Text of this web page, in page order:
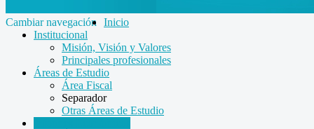
Cambiar navegación
Inicio
Institucional
Misión, Visión y Valores
Principales profesionales
Áreas de Estudio
Área Fiscal
Separador
Otras Áreas de Estudio